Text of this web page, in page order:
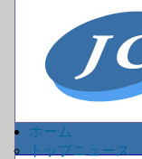
ホーム
トップニュース